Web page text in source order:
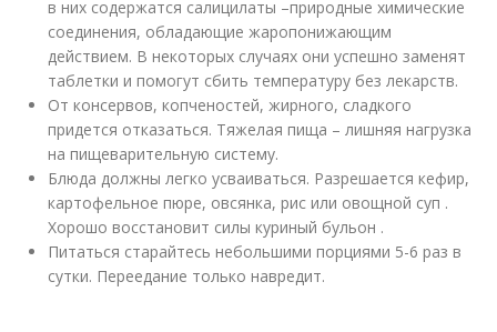
в них содержатся салицилаты –природные химические
соединения, обладающие жаропонижающим
действием. В некоторых случаях они успешно заменят
таблетки и помогут сбить температуру без лекарств.
От консервов, копченостей, жирного, сладкого
придется отказаться. Тяжелая пища – лишняя нагрузка
на пищеварительную систему.
Блюда должны легко усваиваться. Разрешается кефир,
картофельное пюре, овсянка, рис или овощной суп .
Хорошо восстановит силы куриный бульон .
Питаться старайтесь небольшими порциями 5-6 раз в
сутки. Переедание только навредит.